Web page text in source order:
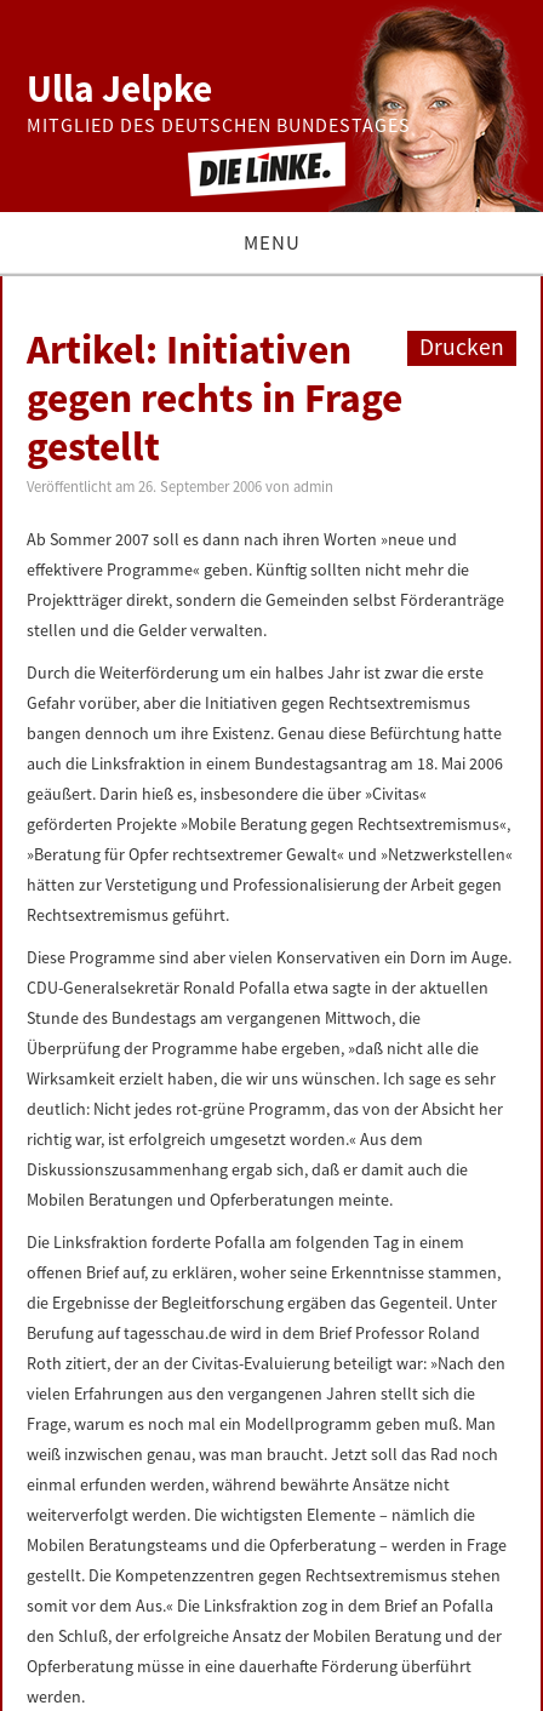
Ulla Jelpke
MITGLIED DES DEUTSCHEN BUNDESTAGES
MENU
BUNDESTAG
PRESSE
ZUR PERSON
LINKS
DATENSCHUTZERKLÄRUNG
IMPRESSUM
Drucken
Artikel: Initiativen
gegen rechts in Frage
gestellt
Veröffentlicht am26. September 2006 vonadmin
Ab Sommer 2007 soll es dann nach ihren Worten »neue und
effektivere Programme« geben. Künftig sollten nicht mehr die
Projektträger direkt, sondern die Gemeinden selbst Förderanträge
stellen und die Gelder verwalten.
Durch die Weiterförderung um ein halbes Jahr ist zwar die erste
Gefahr vorüber, aber die Initiativen gegen Rechtsextremismus
bangen dennoch um ihre Existenz. Genau diese Befürchtung hatte
auch die Linksfraktion in einem Bundestagsantrag am 18. Mai 2006
geäußert. Darin hieß es, insbesondere die über »Civitas«
geförderten Projekte »Mobile Beratung gegen Rechtsextremismus«,
»Beratung für Opfer rechtsextremer Gewalt« und »Netzwerkstellen«
hätten zur Verstetigung und Professionalisierung der Arbeit gegen
Rechtsextremismus geführt.
Diese Programme sind aber vielen Konservativen ein Dorn im Auge.
CDU-Generalsekretär Ronald Pofalla etwa sagte in der aktuellen
Stunde des Bundestags am vergangenen Mittwoch, die
Überprüfung der Programme habe ergeben, »daß nicht alle die
Wirksamkeit erzielt haben, die wir uns wünschen. Ich sage es sehr
deutlich: Nicht jedes rot-grüne Programm, das von der Absicht her
richtig war, ist erfolgreich umgesetzt worden.« Aus dem
Diskussionszusammenhang ergab sich, daß er damit auch die
Mobilen Beratungen und Opferberatungen meinte.
Die Linksfraktion forderte Pofalla am folgenden Tag in einem
offenen Brief auf, zu erklären, woher seine Erkenntnisse stammen,
die Ergebnisse der Begleitforschung ergäben das Gegenteil. Unter
Berufung auf tagesschau.de wird in dem Brief Professor Roland
Roth zitiert, der an der Civitas-Evaluierung beteiligt war: »Nach den
vielen Erfahrungen aus den vergangenen Jahren stellt sich die
Frage, warum es noch mal ein Modellprogramm geben muß. Man
weiß inzwischen genau, was man braucht. Jetzt soll das Rad noch
einmal erfunden werden, während bewährte Ansätze nicht
weiterverfolgt werden. Die wichtigsten Elemente – nämlich die
Mobilen Beratungsteams und die Opferberatung – werden in Frage
gestellt. Die Kompetenzzentren gegen Rechtsextremismus stehen
somit vor dem Aus.« Die Linksfraktion zog in dem Brief an Pofalla
den Schluß, der erfolgreiche Ansatz der Mobilen Beratung und der
Opferberatung müsse in eine dauerhafte Förderung überführt
werden.